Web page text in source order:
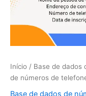
Início / Base de dados
de números de
Base de dados de
telefone
Bósnia
Herzegovina
milhões